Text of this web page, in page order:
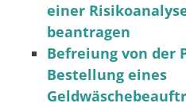
einer
beantragen
Befreiung von der
Bestellung eines